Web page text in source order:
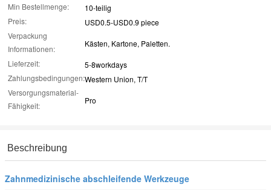
Min Bestellmenge:
10-teilig
Preis:
USD0.5-USD0.9 piece
Verpackung
Informationen:
Kästen, Kartone, Paletten.
Lieferzeit:
5-8workdays
Zahlungsbedingungen:Western Union, T/T
Versorgungsmaterial-
Fähigkeit:
Pro
Beschreibung
Zahnmedizinische abschleifende Werkzeuge